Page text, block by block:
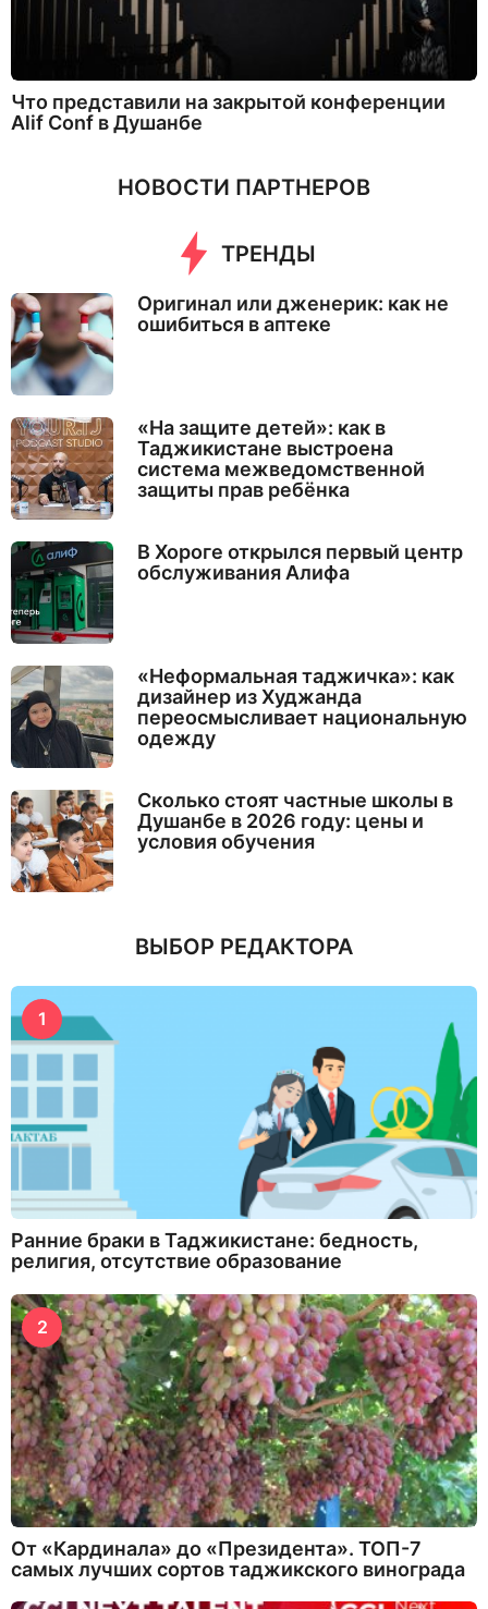
Что представили на закрытой конференции
Alif Conf в Душанбе
НОВОСТИ ПАРТНЕРОВ
ТРЕНДЫ
Оригинал или дженерик: как не
ошибиться в аптеке
«На защите детей»: как в
Таджикистане выстроена
система межведомственной
защиты прав ребёнка
В Хороге открылся первый центр
обслуживания Алифа
«Неформальная таджичка»: как
дизайнер из Худжанда
переосмысливает национальную
одежду
Сколько стоят частные школы в
Душанбе в 2026 году: цены и
условия обучения
ВЫБОР РЕДАКТОРА
1
Ранние браки в Таджикистане: бедность,
религия, отсутствие образование
2
От «Кардинала» до «Президента». ТОП-7
самых лучших сортов таджикского винограда